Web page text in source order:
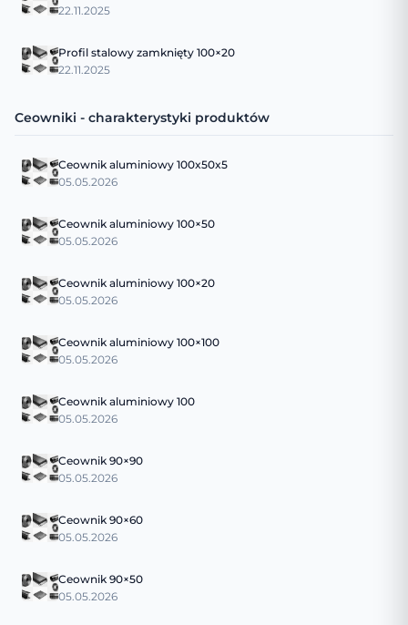
22.11.2025
Profil stalowy zamknięty 100×20
22.11.2025
Ceowniki - charakterystyki produktów
Ceownik aluminiowy 100x50x5
05.05.2026
Ceownik aluminiowy 100×50
05.05.2026
Ceownik aluminiowy 100×20
05.05.2026
Ceownik aluminiowy 100×100
05.05.2026
Ceownik aluminiowy 100
05.05.2026
Ceownik 90×90
05.05.2026
Ceownik 90×60
05.05.2026
Ceownik 90×50
05.05.2026